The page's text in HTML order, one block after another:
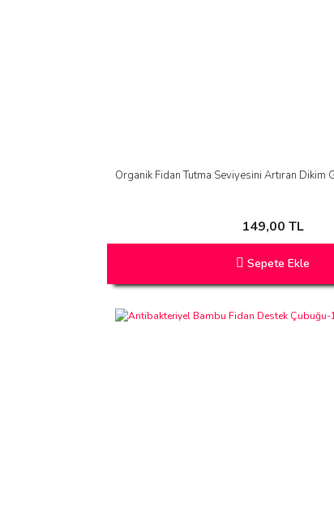
Organik Fidan Tutma Seviyesini Artıran Dikim
149,00 TL
Sepete Ekle